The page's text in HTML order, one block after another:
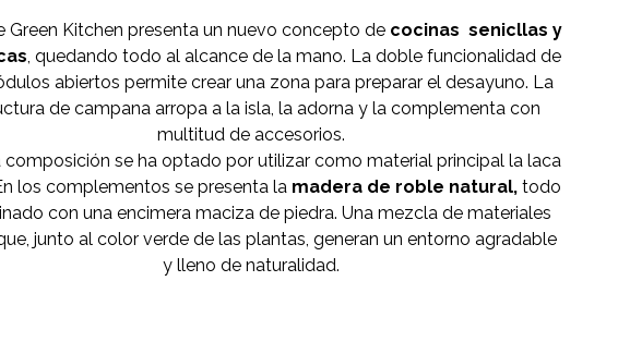
Green Kitchen presenta un nuevo concepto de cocinas senicllas y
, quedando todo al alcance de la mano. La doble funcionalidad de
abiertos permite crear una zona para preparar el desayuno. La
de campana arropa a la isla, la adorna y la complementa con
multitud de accesorios.
composición se ha optado por utilizar como material principal la laca
los complementos se presenta la madera de roble natural,todo
con una encimera maciza de piedra. Una mezcla de materiales
junto al color verde de las plantas, generan un entorno agradable
y lleno de naturalidad.